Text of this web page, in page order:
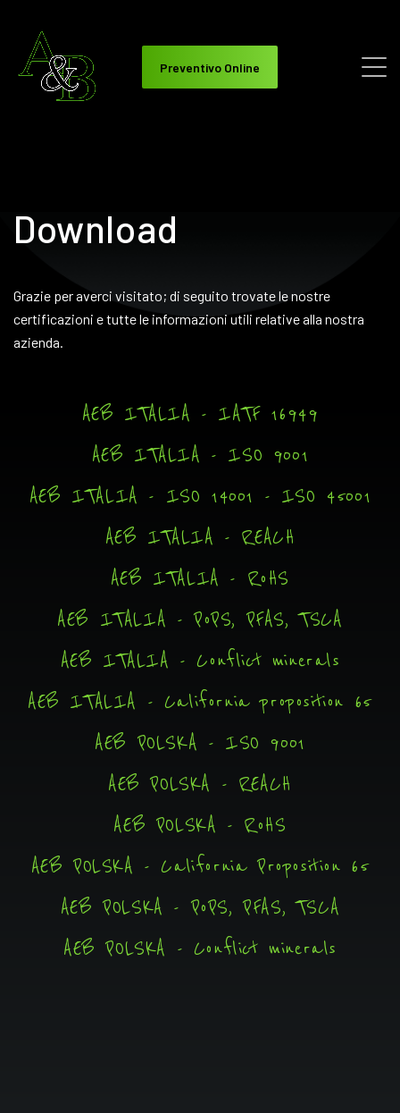
Preventivo Online
Download
Grazie per averci visitato; di seguito trovate le nostre
certificazioni e tutte le informazioni utili relative alla nostra
azienda.
AEB ITALIA - IATF 16949
AEB ITALIA - ISO 9001
AEB ITALIA - ISO 14001 - ISO 45001
AEB ITALIA - REACH
AEB ITALIA - RoHS
AEB ITALIA - PoPS, PFAS, TSCA
AEB ITALIA - Conflict minerals
AEB ITALIA - California proposition 65
AEB POLSKA - ISO 9001
AEB POLSKA - REACH
AEB POLSKA - RoHS
AEB POLSKA - California Proposition 65
AEB POLSKA - PoPS, PFAS, TSCA
AEB POLSKA - Conflict minerals